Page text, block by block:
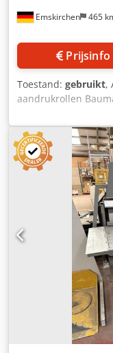
Emskirchen 465
Prijsinfo
Toestand: gebruikt,
aandrukrollen
met uitstrijkrol /
Baumann BSB 6 L
211826
Crodpfxszgnvqj Ab
160mm CE-
/
inspectie via
in Emskirchen/
worden